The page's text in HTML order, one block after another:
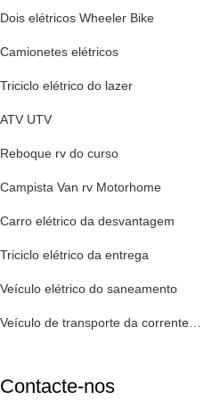
Dois elétricos Wheeler Bike
Camionetes elétricos
Triciclo elétrico do lazer
ATV UTV
Reboque rv do curso
Campista Van rv Motorhome
Carro elétrico da desvantagem
Triciclo elétrico da entrega
Veículo elétrico do saneamento
Veículo de transporte da corrente fria
Contacte-nos